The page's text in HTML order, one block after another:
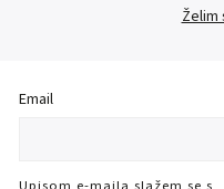
Želim
Email